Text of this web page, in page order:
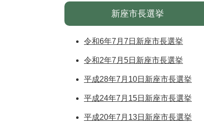
新座市長選挙
令和6年7月7日新座市長選挙
令和2年7月5日新座市長選挙
平成28年7月10日新座市長選挙
平成24年7月15日新座市長選挙
平成20年7月13日新座市長選挙